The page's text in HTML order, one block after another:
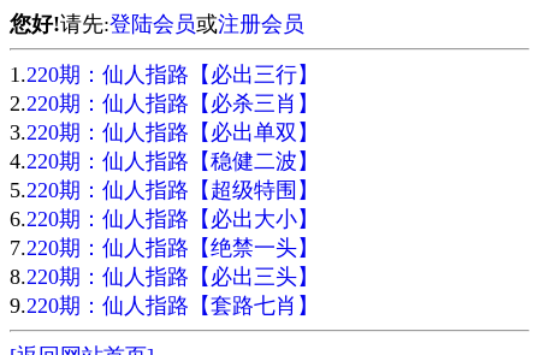
您好!请先:登陆会员或注册会员
1.220期：仙人指路【必出三行】
2.220期：仙人指路【必杀三肖】
3.220期：仙人指路【必出单双】
4.220期：仙人指路【稳健二波】
5.220期：仙人指路【超级特围】
6.220期：仙人指路【必出大小】
7.220期：仙人指路【绝禁一头】
8.220期：仙人指路【必出三头】
9.220期：仙人指路【套路七肖】